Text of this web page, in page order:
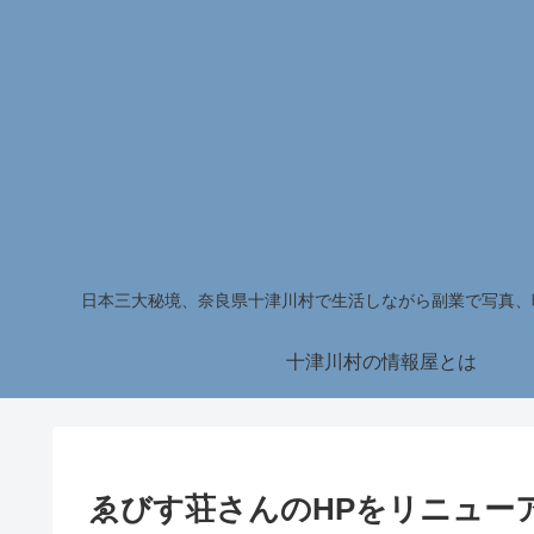
日本三大秘境、奈良県十津川村で生活しながら副業で写真
十津川村の情報屋とは
ゑびす荘さんのHPをリニュー